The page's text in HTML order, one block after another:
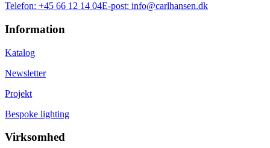
Telefon: +45 66 12 14 04E-post: info@carlhansen.dk
Information
Katalog
Newsletter
Projekt
Bespoke lighting
Virksomhed